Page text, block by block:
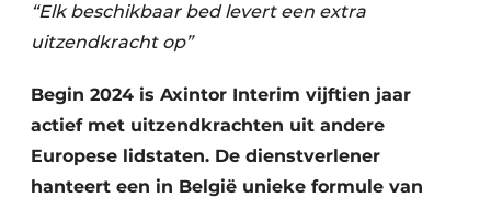
Video’s
“Elk beschikbaar bed levert een extra
uitzendkracht op”
Begin 2024 is Axintor Interim vijftien jaar
actief met uitzendkrachten uit andere
Europese lidstaten. De dienstverlener
hanteert een in België unieke formule van